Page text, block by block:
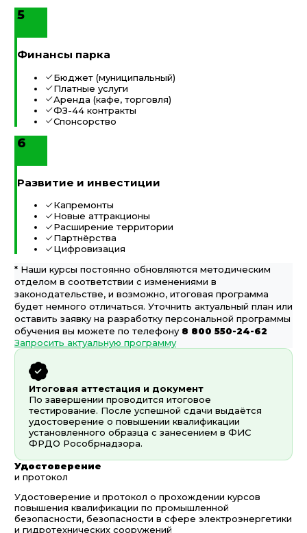
5
Финансы парка
Бюджет (муниципальный)
Платные услуги
Аренда (кафе, торговля)
ФЗ-44 контракты
Спонсорство
6
Развитие и инвестиции
Капремонты
Новые аттракционы
Расширение территории
Партнёрства
Цифровизация
* Наши курсы постоянно обновляются методическим
отделом в соответствии с изменениями в
законодательстве, и возможно, итоговая программа
будет немного отличаться. Уточнить актуальный план или
оставить заявку на разработку персональной программы
обучения вы можете по телефону 8 800 550-24-62
Запросить актуальную программу
Итоговая аттестация и документ
По завершении проводится итоговое
тестирование. После успешной сдачи выдаётся
удостоверение о повышении квалификации
установленного образца с занесением в ФИС
ФРДО Рособрнадзора.
Удостоверение
и протокол
Удостоверение и протокол о прохождении курсов
повышения квалификации по промышленной
безопасности, безопасности в сфере электроэнергетики
и гидротехнических сооружений